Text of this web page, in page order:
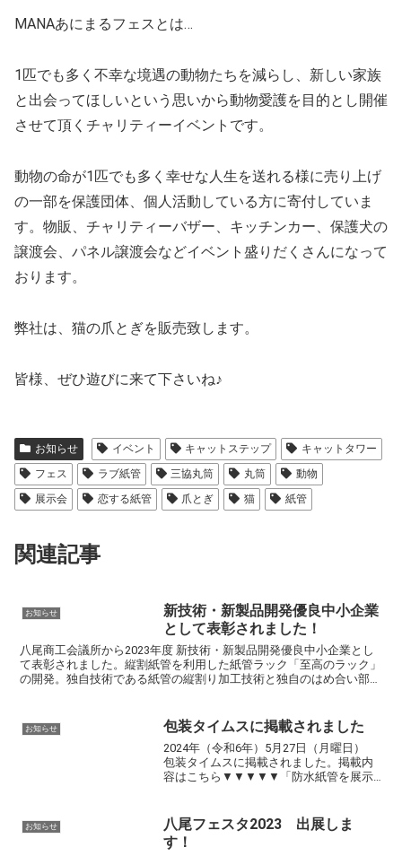
MANAあにまるフェスとは…
1匹でも多く不幸な境遇の動物たちを減らし、新しい家族
と出会ってほしいという思いから動物愛護を目的とし開催
させて頂くチャリティーイベントです。
動物の命が1匹でも多く幸せな人生を送れる様に売り上げ
の一部を保護団体、個人活動している方に寄付していま
す。物販、チャリティーバザー、キッチンカー、保護犬の
譲渡会、パネル譲渡会などイベント盛りだくさんになって
おります。
弊社は、猫の爪とぎを販売致します。
皆様、ぜひ遊びに来て下さいね♪
お知らせ イベント キャットステップ
キャットタワー
フェス
ラブ紙管 三協丸筒 丸筒
動物
展示会
恋する紙管 爪とぎ 猫 紙管
関連記事
お知らせ
新技術・新製品開発優良中小企業
として表彰されました！
八尾商工会議所から2023年度 新技術・新製品開発優良中小企業とし
て表彰されました。縦割紙管を利用した紙管ラック「至高のラック」
の開発。独自技術である紙管の縦割り加工技術と独自のはめ合い部分
お知らせ 包装タイムスに掲載されました
2024年（令和6年）5月27日（月曜日）
包装タイムスに掲載されました。掲載内
容はこちら▼▼▼▼▼「防水紙管を展示
阪府八尾市☎072・949・0340）は、4月
18日...
お知らせ
八尾フェスタ2023 出展しま
す！